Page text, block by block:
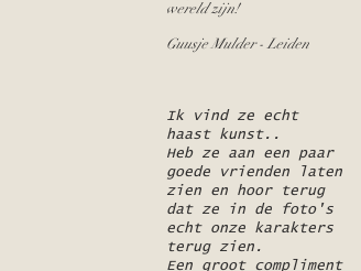
wereld zijn!
Guusje Mulder - Leiden
Ik vind ze echt
haast kunst..
Heb ze aan een paar
goede vrienden laten
zien en hoor terug
dat ze in de foto's
echt onze karakters
terug zien.
Een groot compliment